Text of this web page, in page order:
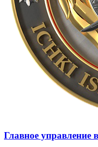
Главное управление